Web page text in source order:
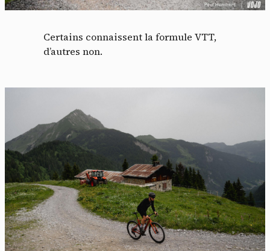
Certains connaissent la formule VTT,
d’autres non.